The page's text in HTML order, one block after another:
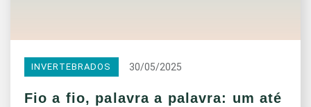
INVERTEBRADOS 30/05/2025
Fio a fio, palavra a palavra: um até